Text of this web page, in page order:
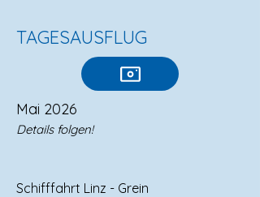
TAGESAUSFLUG
Mai 2026
Details folgen!
Schifffahrt Linz - Grein